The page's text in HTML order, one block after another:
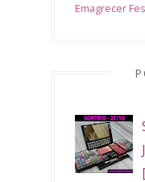
Emagrecer